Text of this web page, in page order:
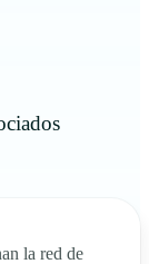
la red de